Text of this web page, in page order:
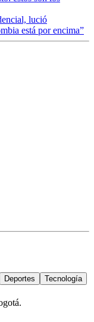
lució
está por encima”
Deportes
Tecnología
.